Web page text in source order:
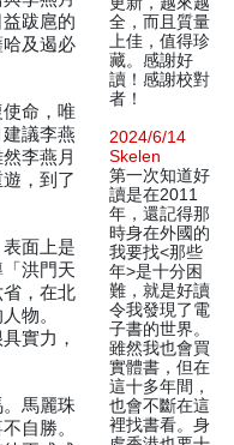
跋扈的
及遏必
命，唯
議李燕
李燕月
，到了
面上是
洪門天
，在北
物。
實力，
馬麗珠
自勝。
全，而且質量
上佳，值得珍
藏。感謝好
讀！感謝校對
者！
2024/6/14
Skelen
第一次知道好
讀是在2011
年，還記得那
時身在外國的
我要找<那些
年>是十分困
難，就是好讀
令我發現了電
子書的世界。
雖然我也會買
實體書，但在
這十多年間，
也會不斷在這
裡找書看。身